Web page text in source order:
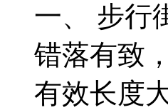
一、 步行
错落有致
有效长度